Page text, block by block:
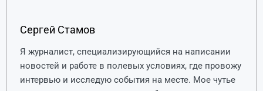
Сергей Стамов
Я журналист, специализирующийся на написании
новостей и работе в полевых условиях, где провожу
интервью и исследую события на месте. Мое чутье